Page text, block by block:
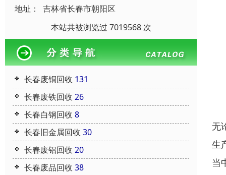
地址：
吉林省长春市朝阳区
本站共被浏览过 7019568 次
长春废铜回收 131
长春废铁回收 26
长春白钢回收 8
长春旧金属回收 30
长春废铝回收 20
长春废品回收 38
无
生
当